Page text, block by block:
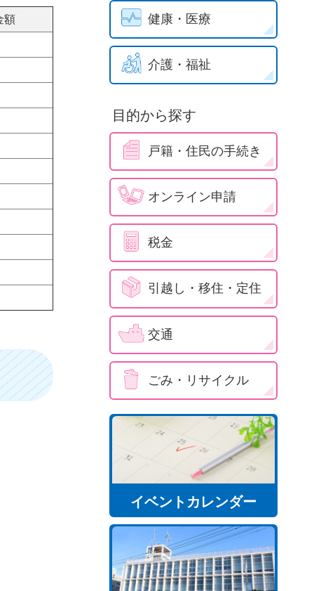
額 健康・医療
介護・福祉
目的から探す
戸籍・住民の手続き
オンライン申請
税金
引越し・移住・定住
交通
ごみ・リサイクル
イベントカレンダー